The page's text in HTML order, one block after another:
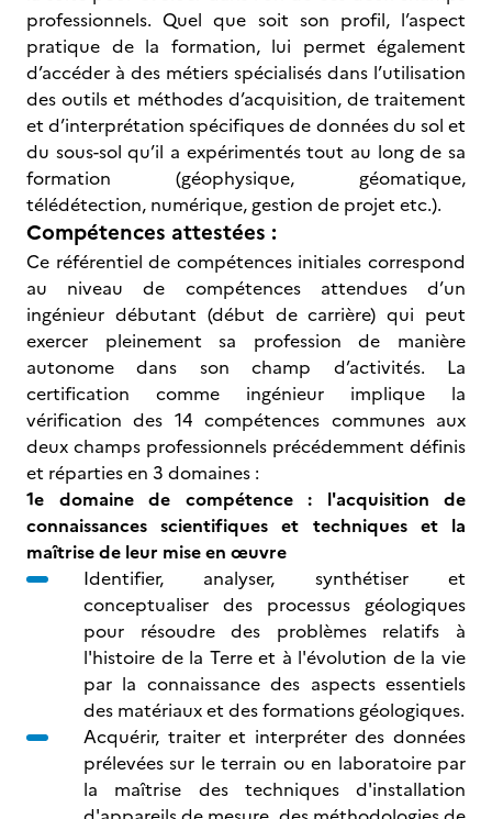
professionnels. Quel que soit son profil, l’aspect
pratique de la formation, lui permet également
d’accéder à des métiers spécialisés dans l’utilisation
des outils et méthodes d’acquisition, de traitement
et d’interprétation spécifiques de données du sol et
du sous-sol qu’il a expérimentés tout au long de sa
formation (géophysique, géomatique,
télédétection, numérique, gestion de projet etc.).
Compétences attestées :
Ce référentiel de compétences initiales correspond
au niveau de compétences attendues d’un
ingénieur débutant (début de carrière) qui peut
exercer pleinement sa profession de manière
autonome dans son champ d’activités. La
certification comme ingénieur implique la
vérification des 14 compétences communes aux
deux champs professionnels précédemment définis
et réparties en 3 domaines :
1e domaine de compétence : l'acquisition de
connaissances scientifiques et techniques et la
maîtrise de leur mise en œuvre
Identifier, analyser, synthétiser et
conceptualiser des processus géologiques
pour résoudre des problèmes relatifs à
l'histoire de la Terre et à l'évolution de la vie
par la connaissance des aspects essentiels
des matériaux et des formations géologiques.
Acquérir, traiter et interpréter des données
prélevées sur le terrain ou en laboratoire par
la maîtrise des techniques d'installation